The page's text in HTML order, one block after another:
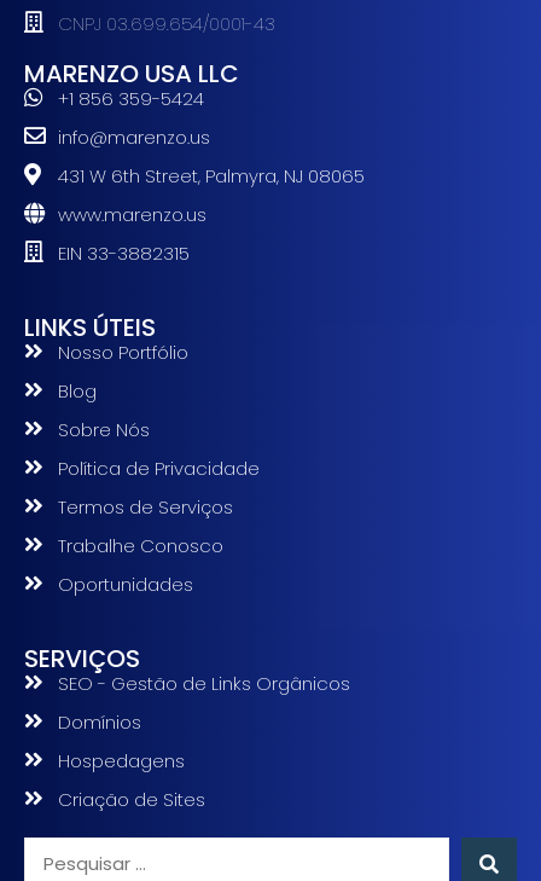
CNPJ 03.699.654/0001-43
MARENZO USA LLC
+1 856 359-5424
info@marenzo.us
431 W 6th Street, Palmyra, NJ 08065
www.marenzo.us
EIN 33-3882315
LINKS ÚTEIS
Nosso Portfólio
Blog
Sobre Nós
Política de Privacidade
Termos de Serviços
Trabalhe Conosco
Oportunidades
SERVIÇOS
SEO - Gestão de Links Orgânicos
Domínios
Hospedagens
Criação de Sites